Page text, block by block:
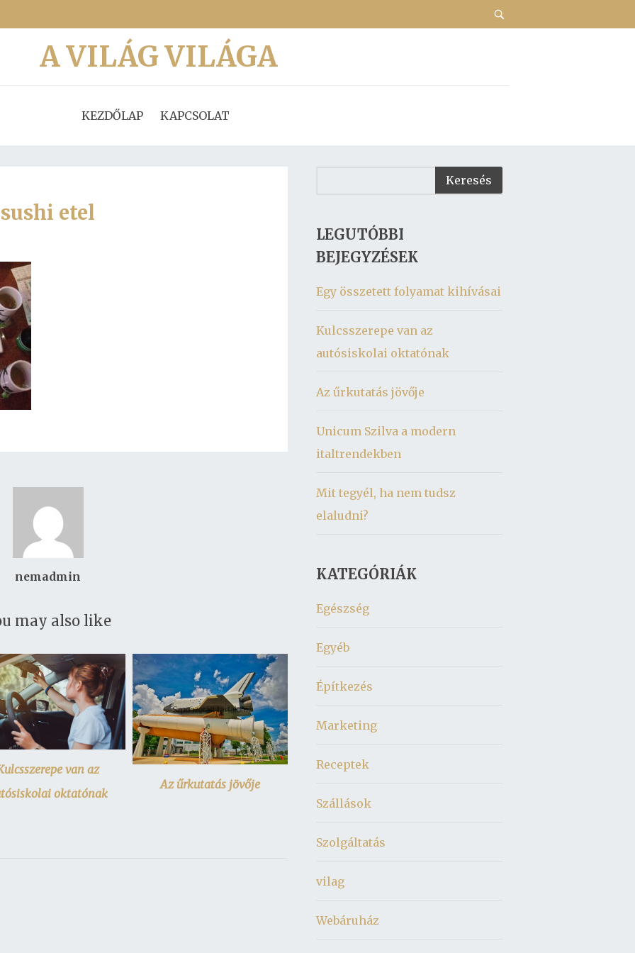
A VILÁG VILÁGA
KEZDŐLAP KAPCSOLAT
sushi etel
nemadmin
may also like
van az
oktatónak
Az űrkutatás jövője
LEGUTÓBBI
BEJEGYZÉSEK
Egy összetett folyamat kihívásai
Kulcsszerepe van az
autósiskolai oktatónak
Az űrkutatás jövője
Unicum Szilva a modern
italtrendekben
Mit tegyél, ha nem tudsz
elaludni?
KATEGÓRIÁK
Egészség
Egyéb
Építkezés
Marketing
Receptek
Szállások
Szolgáltatás
vilag
Webáruház